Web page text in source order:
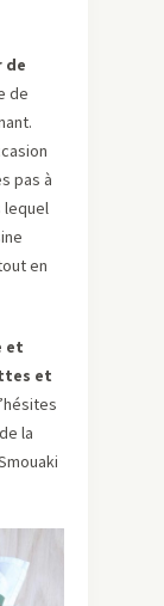
de
de
pas à
lequel
en
et
et
la